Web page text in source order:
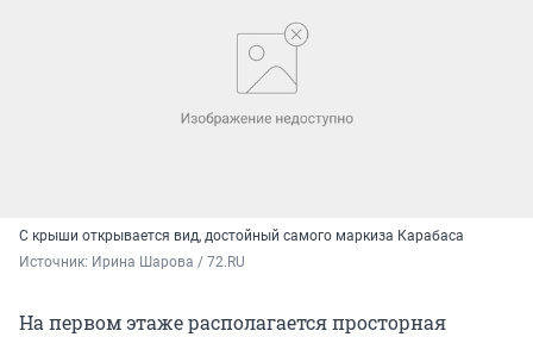
С крыши открывается вид, достойный самого маркиза Карабаса
Источник: Ирина Шарова / 72.RU
На первом этаже располагается просторная